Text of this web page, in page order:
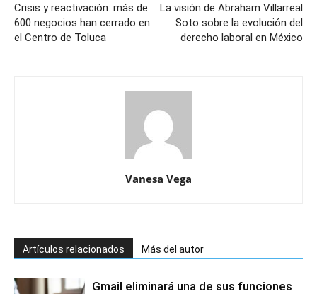
Crisis y reactivación: más de
600 negocios han cerrado en
el Centro de Toluca
La visión de Abraham Villarreal
Soto sobre la evolución del
derecho laboral en México
Vanesa Vega
Artículos relacionados Más del autor
Gmail eliminará una de sus funciones